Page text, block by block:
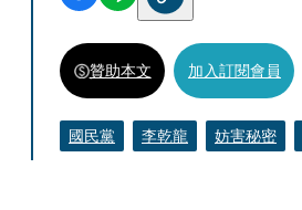
贊助本文 加入訂閱會員
國民黨 李乾龍 妨害秘密